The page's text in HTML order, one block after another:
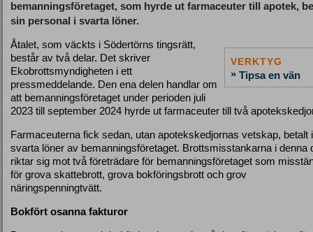
bemanningsföretaget, som hyrde ut farmaceuter till apotek,
sin personal i svarta löner.
VERKTYG
» Tipsa en vän
Åtalet, som väckts i Södertörns tingsrätt,
består av två delar. Det skriver
Ekobrottsmyndigheten i ett
pressmeddelande. Den ena delen handlar om
att bemanningsföretaget under perioden juli
2023 till september 2024 hyrde ut farmaceuter till två
Farmaceuterna fick sedan, utan apotekskedjornas vetskap, betalt i
svarta löner av bemanningsföretaget. Brottsmisstankarna i denna
riktar sig mot två företrädare för bemanningsföretaget som
för grova skattebrott, grova bokföringsbrott och grov
näringspenningtvätt.
Bokfört osanna fakturor